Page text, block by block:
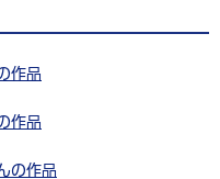
作品
作品
の作品